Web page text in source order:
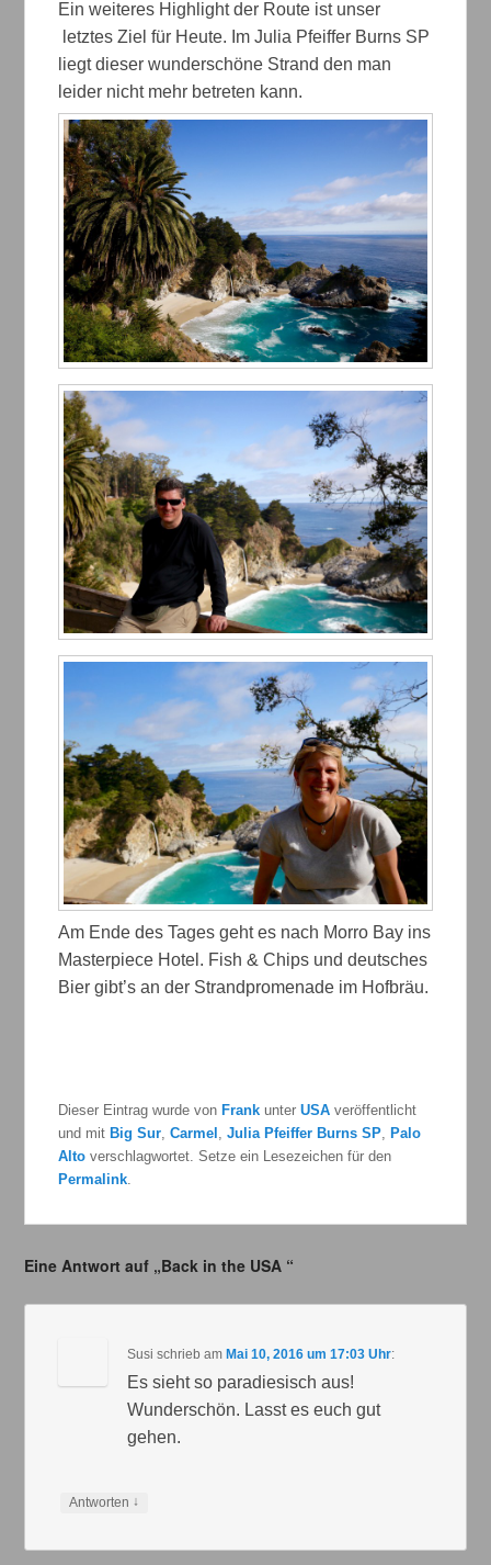
Ein weiteres Highlight der Route ist unser
letztes Ziel für Heute. Im Julia Pfeiffer Burns SP
liegt dieser wunderschöne Strand den man
leider nicht mehr betreten kann.
Am Ende des Tages geht es nach Morro Bay ins
Masterpiece Hotel. Fish & Chips und deutsches
Bier gibt’s an der Strandpromenade im Hofbräu.
Dieser Eintrag wurde von Frank unterUSA veröffentlicht
und mit Big Sur,Carmel ,Julia Pfeiffer Burns SP, Palo
Alto verschlagwortet. Setze ein Lesezeichen für den
Permalink.
Eine Antwort auf „Back in the USA “
Susi schrieb am Mai 10, 2016 um 17:03 Uhr:
Es sieht so paradiesisch aus!
Wunderschön. Lasst es euch gut
gehen.
Antworten ↓